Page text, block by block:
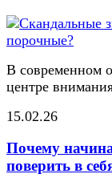
В современном
центре
15.02.26
Почему
поверить в